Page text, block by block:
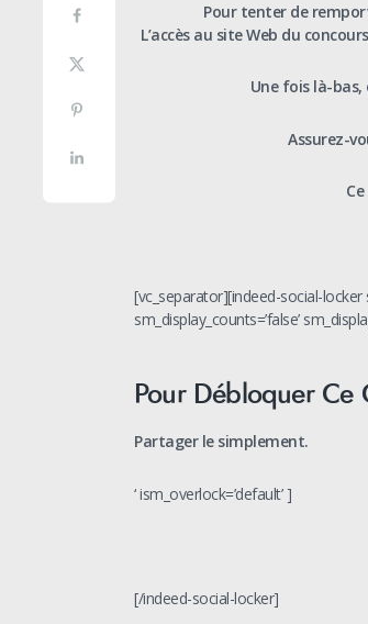
Pour tenter de
L’accès au siteWeb du concours
Une fois là-
Assurez-
[vc_separator][indeed-social-locker
sm_display_counts=’false’
Pour Débloquer Ce
Partager le simplement.
‘ ism_overlock=’default’ ]
[/indeed-social-locker]